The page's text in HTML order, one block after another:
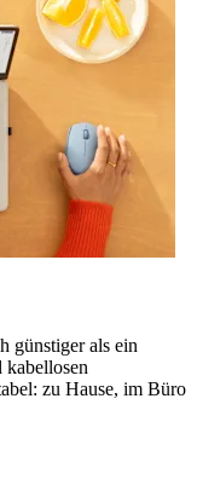
günstiger als ein
zu Hause, im Büro